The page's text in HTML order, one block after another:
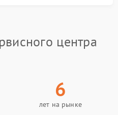
центра
6
лет на рынке